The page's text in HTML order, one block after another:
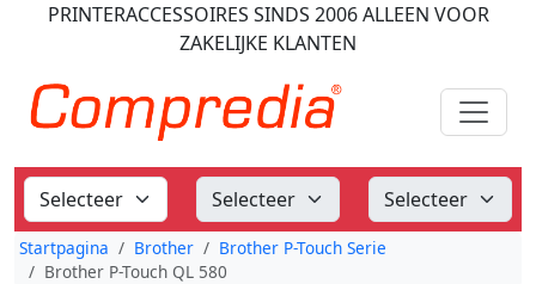
PRINTERACCESSOIRES SINDS 2006ALLEEN VOOR
ZAKELIJKE KLANTEN
Startpagina Brother
Brother P-Touch Serie
Brother P-Touch QL 580